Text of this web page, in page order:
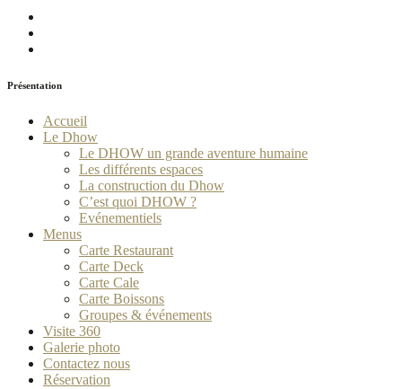
Présentation
Accueil
Le Dhow
Le DHOW un grande aventure humaine
Les différents espaces
La construction du Dhow
C’est quoi DHOW ?
Evénementiels
Menus
Carte Restaurant
Carte Deck
Carte Cale
Carte Boissons
Groupes & événements
Visite 360
Galerie photo
Contactez nous
Réservation